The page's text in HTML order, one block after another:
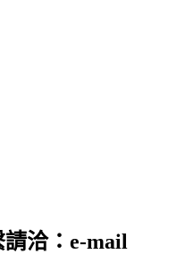
洽：e-mail